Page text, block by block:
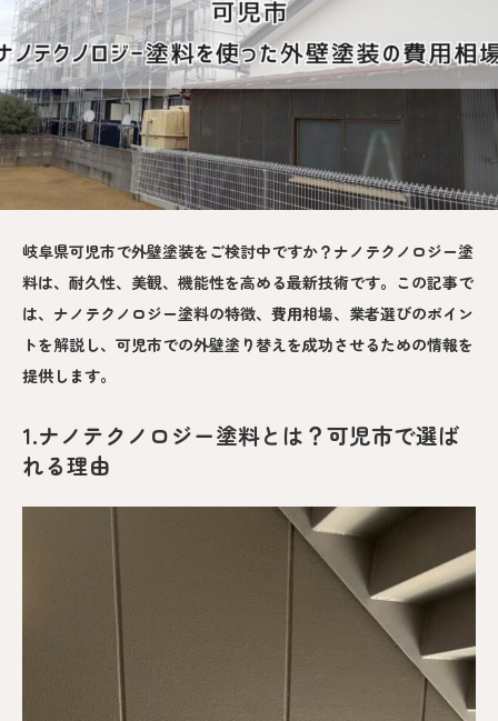
岐阜県可児市で外壁塗装をご検討中ですか？ナノテクノロジー塗
料は、耐久性、美観、機能性を高める最新技術です。この記事で
は、ナノテクノロジー塗料の特徴、費用相場、業者選びのポイン
トを解説し、可児市での外壁塗り替えを成功させるための情報を
提供します。
1.ナノテクノロジー塗料とは？可児市で選ば
れる理由